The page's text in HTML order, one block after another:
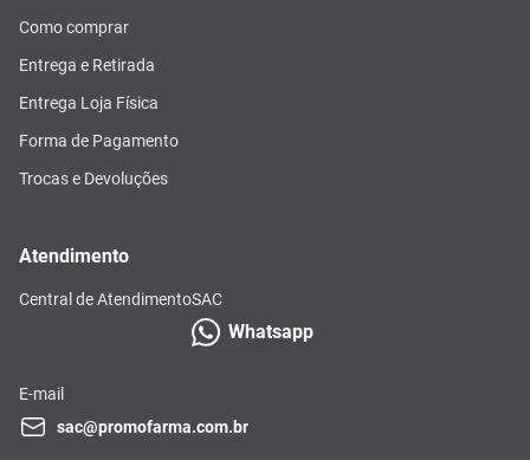
Como comprar
Entrega e Retirada
Entrega Loja Física
Forma de Pagamento
Trocas e Devoluções
Atendimento
Central de AtendimentoSAC
Whatsapp
E-mail
sac@promofarma.com.br